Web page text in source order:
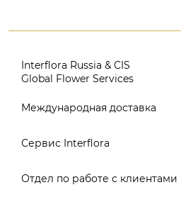
Interflora Russia & CIS
Global Flower Services
Версия для печати
Поиск
Международная доставка
Россия
Европа
Сервис Interflora
Заказ и оплата
Отдел по работе с клиентами